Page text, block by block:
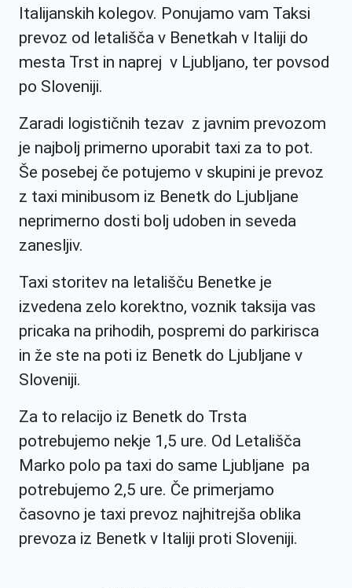
Italijanskih kolegov. Ponujamo vam Taksi
prevoz od letališča v Benetkah v Italiji do
mesta Trst in naprej v Ljubljano, ter povsod
po Sloveniji.
Zaradi logističnih tezav z javnim prevozom
je najbolj primerno uporabit taxi za to pot.
Še posebej če potujemo v skupini je prevoz
z taxi minibusom iz Benetk do Ljubljane
neprimerno dosti bolj udoben in seveda
zanesljiv.
Taxi storitev na letališču Benetke je
izvedena zelo korektno, voznik taksija vas
pricaka na prihodih, pospremi do parkirisca
in že ste na poti iz Benetk do Ljubljane v
Sloveniji.
Za to relacijo iz Benetk do Trsta
potrebujemo nekje 1,5 ure. Od Letališča
Marko polo pa taxi do same Ljubljane pa
potrebujemo 2,5 ure. Če primerjamo
časovno je taxi prevoz najhitrejša oblika
prevoza iz Benetk v Italiji proti Sloveniji.